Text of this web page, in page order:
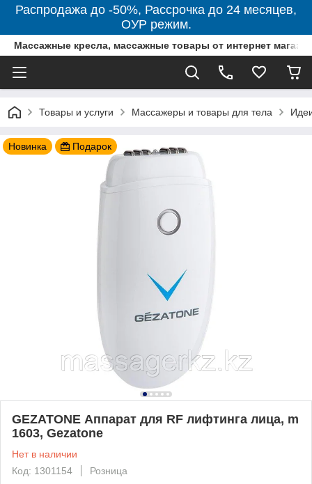
Распродажа до -50%, Рассрочка до 24 месяцев,
ОУР режим.
Массажные кресла, массажные товары от интернет
Товары и услуги Массажеры и товары для тела
Новинка Подарок
GEZATONE Аппарат для RF лифтинга лица, m
1603, Gezatone
Нет в наличии
Код: 1301154
Розница